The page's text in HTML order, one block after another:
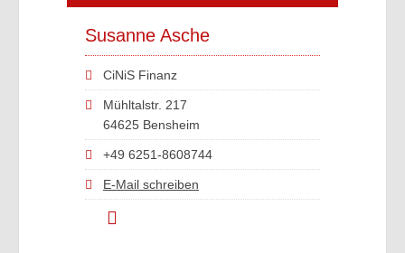
Susanne Asche
CiNiS Finanz
Mühltalstr. 217
64625 Bensheim
+49 6251-8608744
E-Mail schreiben